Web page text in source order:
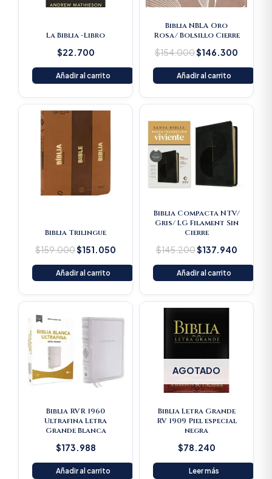
La Biblia -Libro
$22.700
Añadir al carrito
Biblia NBLA Oro
Rosa/ Bolsillo Cierre
$154.000$146.300
Añadir al carrito
Biblia Trilingue
$159.000
Original
$159.000.
$151.050
Current
$151.050.
Añadir al carrito
Biblia Compacta NTV/
Gris/ LG Filament Sin
Cierre
$145.200
was:
$145.200.
$137.940
Current
is:
Añadir al carrito
Biblia RVR 1960
Ultrafina Letra
Grande Blanca
$173.988
Añadir al carrito
AGOTADO
Biblia Letra Grande
RV 1909 Piel especial
negra
$78.240
Leer más